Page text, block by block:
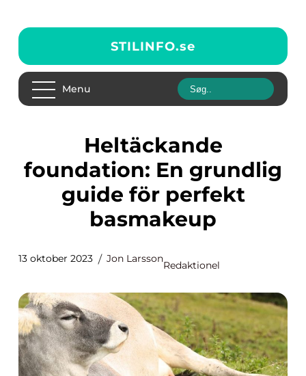
STILINFO.se
Menu
Heltäckande
foundation: En grundlig
guide för perfekt
basmakeup
13 oktober 2023 Jon Larsson
Redaktionel